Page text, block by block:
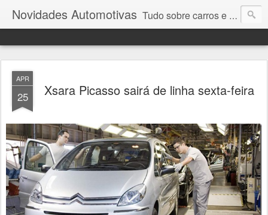
Novidades Automotivas Tudo sobre carros e motores
APR
25 Xsara Picasso sairá de linha sexta-feira